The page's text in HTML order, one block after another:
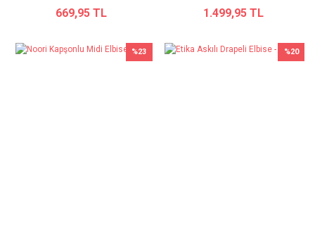
669,95 TL 1.499,95 TL
%23 %20